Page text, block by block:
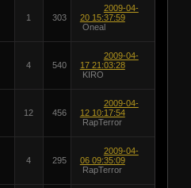
1
303
2009-04-
20 15:37:59
Oneal
4 540
2009-04-
17 21:03:28
KIRO
12 456
2009-04-
12 10:17:54
RapTerror
4 295
2009-04-
06 09:35:09
RapTerror